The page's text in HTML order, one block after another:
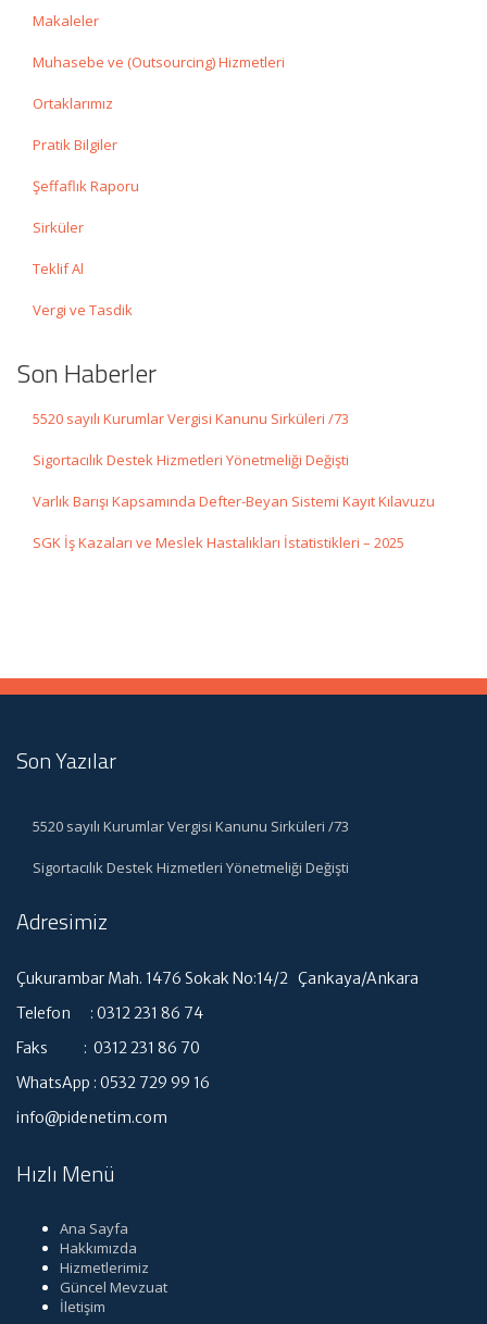
Makaleler
Muhasebe ve (Outsourcing) Hizmetleri
Ortaklarımız
Pratik Bilgiler
Şeffaflık Raporu
Sirküler
Teklif Al
Vergi ve Tasdik
Son Haberler
5520 sayılı Kurumlar Vergisi Kanunu Sirküleri /73
Sigortacılık Destek Hizmetleri Yönetmeliği Değişti
Varlık Barışı Kapsamında Defter-Beyan Sistemi Kayıt Kılavuzu
SGK İş Kazaları ve Meslek Hastalıkları İstatistikleri – 2025
Son Yazılar
5520 sayılı Kurumlar Vergisi Kanunu Sirküleri /73
Sigortacılık Destek Hizmetleri Yönetmeliği Değişti
Adresimiz
Çukurambar Mah. 1476 Sokak No:14/2 Çankaya/Ankara
Telefon : 0312 231 86 74
Faks : 0312 231 86 70
WhatsApp : 0532 729 99 16
info@pidenetim.com
Hızlı Menü
Ana Sayfa
Hakkımızda
Hizmetlerimiz
Güncel Mevzuat
İletişim